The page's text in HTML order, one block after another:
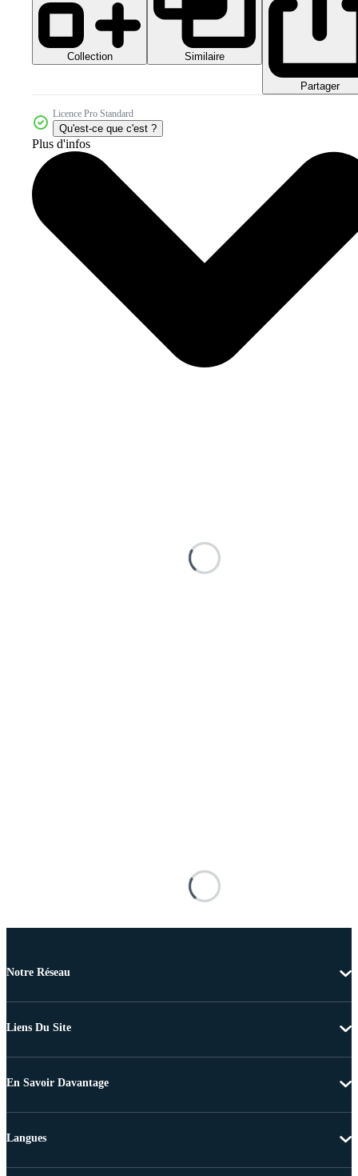
Collection Similaire
Partager
Licence Pro Standard
Qu'est-ce que c'est ?
Plus d'infos
Notre Réseau
Liens Du Site
En Savoir Davantage
Langues